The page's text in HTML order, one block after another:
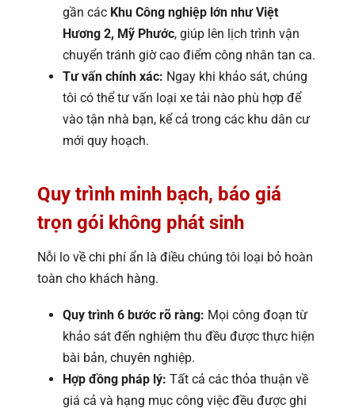
gần các Khu Công nghiệp lớn như Việt
Hương 2, Mỹ Phước, giúp lên lịch trình vận
chuyển tránh giờ cao điểm công nhân tan ca.
Tư vấn chính xác: Ngay khi khảo sát, chúng
tôi có thể tư vấn loại xe tải nào phù hợp để
vào tận nhà bạn, kể cả trong các khu dân cư
mới quy hoạch.
Quy trình minh bạch, báo giá
trọn gói không phát sinh
Nỗi lo về chi phí ẩn là điều chúng tôi loại bỏ hoàn
toàn cho khách hàng.
Quy trình 6 bước rõ ràng: Mọi công đoạn từ
khảo sát đến nghiệm thu đều được thực hiện
bài bản, chuyên nghiệp.
Hợp đồng pháp lý: Tất cả các thỏa thuận về
giá cả và hạng mục công việc đều được ghi